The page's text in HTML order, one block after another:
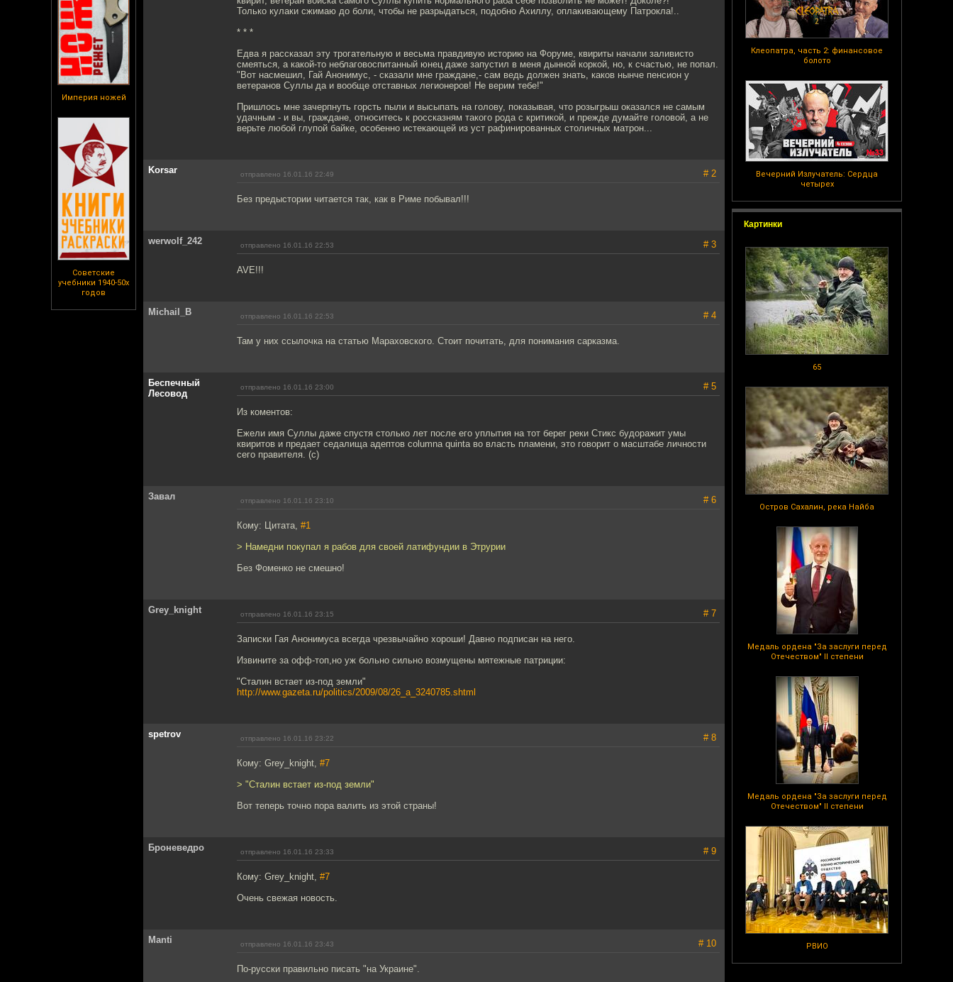
Империя ножей
Советские
учебники 1940-50х
годов
Клеопатра, часть 2: финансовое
болото
Вечерний Излучатель: Сердца
четырех
Картинки
65
Остров Сахалин, река Найба
Медаль ордена "За заслуги перед
Отечеством" II степени
Медаль ордена "За заслуги перед
Отечеством" II степени
РВИО
Только кулаки сжимаю до боли, чтобы не разрыдаться, подобно Ахиллу, оплакивающему Патрокла!..
* * *
Едва я рассказал эту трогательную и весьма правдивую историю на Форуме, квириты начали заливисто
смеяться, а какой-то неблаговоспитанный юнец даже запустил в меня дынной коркой, но, к счастью, не попал.
"Вот насмешил, Гай Анонимус, - сказали мне граждане,- сам ведь должен знать, каков нынче пенсион у
ветеранов Суллы да и вообще отставных легионеров! Не верим тебе!"
Пришлось мне зачерпнуть горсть пыли и высыпать на голову, показывая, что розыгрыш оказался не самым
удачным - и вы, граждане, относитесь к россказням такого рода с критикой, и прежде думайте головой, а не
верьте любой глупой байке, особенно истекающей из уст рафинированных столичных матрон...
Korsar отправлено 16.01.16 22:49 # 2
Без предыстории читается так, как в Риме побывал!!!
werwolf_242 отправлено 16.01.16 22:53 # 3
AVE!!!
Michail_B отправлено 16.01.16 22:53 # 4
Там у них ссылочка на статью Мараховского. Стоит почитать, для понимания сарказма.
Беспечный
Лесовод
отправлено 16.01.16 23:00 # 5
Из коментов:
Ежели имя Суллы даже спустя столько лет после его уплытия на тот берег реки Стикс будоражит умы
квиритов и предает седалища адептов columna quinta во власть пламени, это говорит о масштабе личности
сего правителя. (c)
Завал отправлено 16.01.16 23:10 # 6
Кому: Цитата, #1
> Намедни покупал я рабов для своей латифундии в Этрурии
Без Фоменко не смешно!
Grey_knight отправлено 16.01.16 23:15 # 7
Записки Гая Анонимуса всегда чрезвычайно хороши! Давно подписан на него.
Извините за офф-топ,но уж больно сильно возмущены мятежные патриции:
"Сталин встает из-под земли"
http://www.gazeta.ru/politics/2009/08/26_a_3240785.shtml
spetrov отправлено 16.01.16 23:22 # 8
Кому: Grey_knight, #7
> "Сталин встает из-под земли"
Вот теперь точно пора валить из этой страны!
Броневедро отправлено 16.01.16 23:33 # 9
Кому: Grey_knight, #7
Очень свежая новость.
Manti отправлено 16.01.16 23:43 # 10
По-русски правильно писать "на Украине".